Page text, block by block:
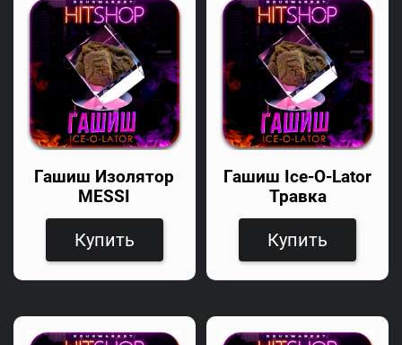
Гашиш Изолятор
MESSI
Купить
Гашиш Ice-O-Lator
Травка
Купить